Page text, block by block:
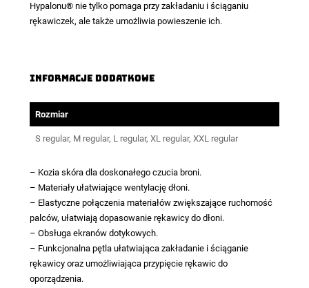
Hypalonu® nie tylko pomaga przy zakładaniu i ściąganiu
rękawiczek, ale także umożliwia powieszenie ich.
Informacje dodatkowe
Rozmiar
S regular, M regular, L regular, XL regular, XXL regular
– Kozia skóra dla doskonałego czucia broni.
– Materiały ułatwiające wentylację dłoni.
– Elastyczne połączenia materiałów zwiększające ruchomość
palców, ułatwiają dopasowanie rękawicy do dłoni.
– Obsługa ekranów dotykowych.
– Funkcjonalna pętla ułatwiająca zakładanie i ściąganie
rękawicy oraz umożliwiająca przypięcie rękawic do
oporządzenia.